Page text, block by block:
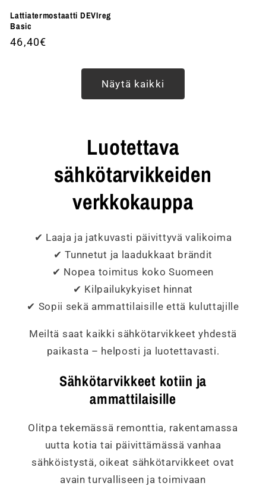
Lattiatermostaatti DEVIreg
Basic
Normaalihinta
46,40€
Näytä kaikki
Luotettava
sähkötarvikkeiden
verkkokauppa
✔ Laaja ja jatkuvasti päivittyvä valikoima
✔ Tunnetut ja laadukkaat brändit
✔ Nopea toimitus koko Suomeen
✔ Kilpailukykyiset hinnat
✔ Sopii sekä ammattilaisille että kuluttajille
Meiltä saat kaikki sähkötarvikkeet yhdestä
paikasta – helposti ja luotettavasti.
Sähkötarvikkeet kotiin ja
ammattilaisille
Olitpa tekemässä remonttia, rakentamassa
uutta kotia tai päivittämässä vanhaa
sähköistystä, oikeat sähkötarvikkeet ovat
avain turvalliseen ja toimivaan